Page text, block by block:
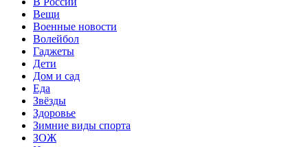
Вещи
Военные новости
Волейбол
Гаджеты
Дети
Дом и сад
Еда
Звёзды
Здоровье
Зимние виды спорта
ЗОЖ